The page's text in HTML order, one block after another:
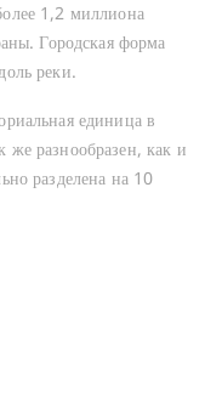
1,2 миллиона
Городская форма
реки.
единица в
же разнообразен, как и
разделена на 10